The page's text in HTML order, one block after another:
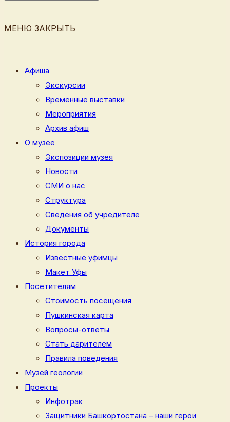
ВЕБ-
МЕНЮ ЗАКРЫТЬ
Афиша
Экскурсии
Временные выставки
Мероприятия
Архив афиш
О музее
Экспозиции музея
Новости
СМИ о нас
Структура
Сведения об учредителе
Документы
История города
Известные уфимцы
Макет Уфы
Посетителям
Стоимость посещения
Пушкинская карта
Вопросы-ответы
Стать дарителем
Правила поведения
Музей геологии
Проекты
Инфотрак
Защитники Башкортостана – наши герои